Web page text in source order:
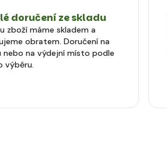
doručení ze skladu
zboží máme skladem a
obratem. Doručení na
nebo na výdejní místo podle
výběru.